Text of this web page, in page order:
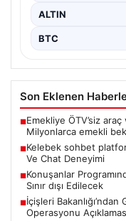
ALTIN
BTC
Son Eklenen
■Emekliye ÖTV’siz
Milyonlarca emekli
■Kelebek sohbet
Ve Chat Deneyimi
■Konuşanlar
Sınır dışı Edilecek
■İçişleri
Operasyonu